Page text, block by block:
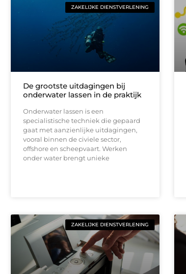
ZAKELIJKE DIENSTVERLENING
De grootste uitdagingen bij
onderwater lassen in de praktijk
Onderwater lassen is een
specialistische techniek die gepaard
gaat met aanzienlijke uitdagingen,
vooral binnen de civiele sector,
offshore en scheepvaart. Werken
onder water brengt unieke
ZAKELIJKE DIENSTVERLENING